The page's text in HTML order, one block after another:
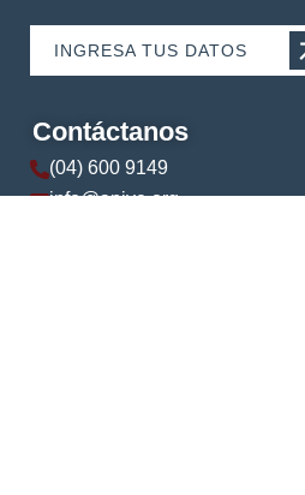
INGRESA TUS DATOS
Contáctanos
(04) 600 9149
info@apive.org